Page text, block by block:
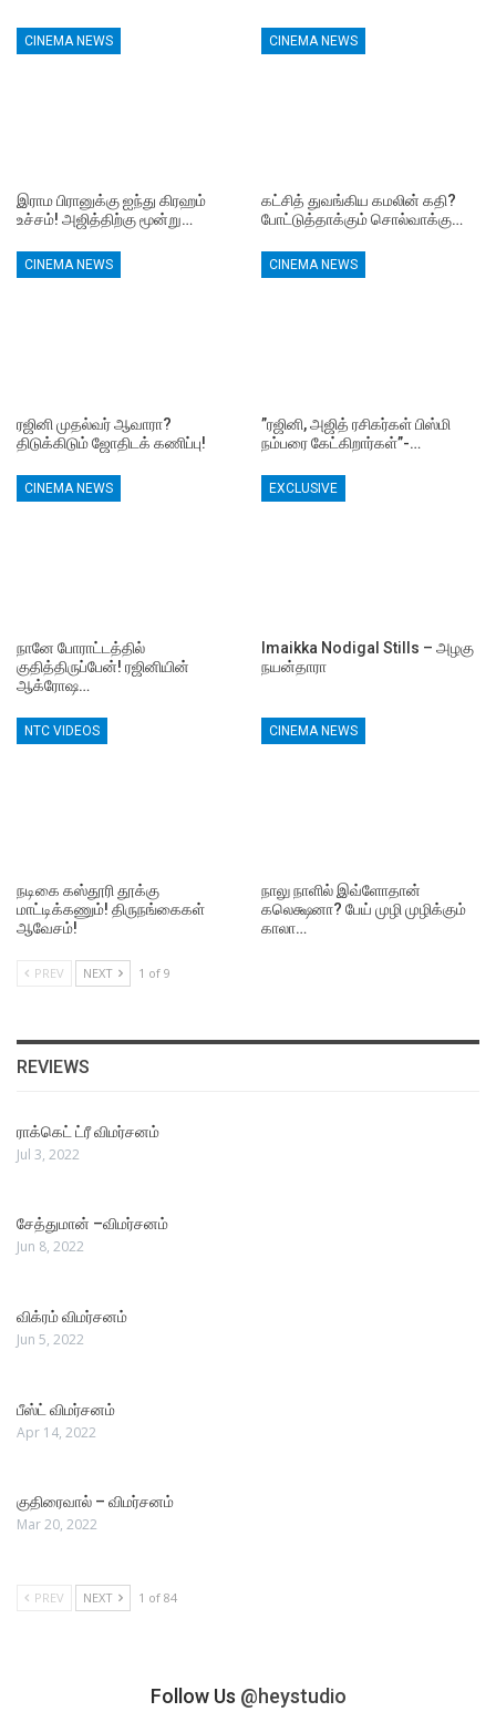
CINEMA NEWS
இராம பிரானுக்கு ஐந்து கிரஹம்
உச்சம்! அஜித்திற்கு மூன்று…
CINEMA NEWS
கட்சித் துவங்கிய கமலின் கதி?
போட்டுத்தாக்கும் சொல்வாக்கு…
CINEMA NEWS
ரஜினி முதல்வர் ஆவாரா?
திடுக்கிடும் ஜோதிடக் கணிப்பு!
CINEMA NEWS
”ரஜினி, அஜித் ரசிகர்கள் பிஸ்மி
நம்பரை கேட்கிறார்கள்”-…
CINEMA NEWS
நானே போராட்டத்தில்
குதித்திருப்பேன்! ரஜினியின்
ஆக்ரோஷ…
EXCLUSIVE
Imaikka Nodigal Stills – அழகு
நயன்தாரா
NTC VIDEOS
நடிகை கஸ்தூரி தூக்கு
மாட்டிக்கணும்! திருநங்கைகள்
ஆவேசம்!
CINEMA NEWS
நாலு நாளில் இவ்ளோதான்
கலெக்ஷனா? பேய் முழி முழிக்கும்
காலா…
PREV NEXT 1 of 9
REVIEWS
ராக்கெட் ட்ரீ விமர்சனம்
Jul 3, 2022
சேத்துமான் –விமர்சனம்
Jun 8, 2022
விக்ரம் விமர்சனம்
Jun 5, 2022
பீஸ்ட் விமர்சனம்
Apr 14, 2022
குதிரைவால் – விமர்சனம்
Mar 20, 2022
PREV NEXT 1 of 84
Follow Us @heystudio